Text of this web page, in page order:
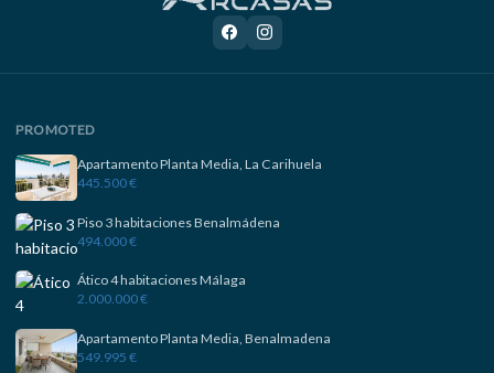
PROMOTED
Apartamento Planta Media, La Carihuela
445.500 €
Piso 3 habitaciones Benalmádena
494.000 €
Ático 4 habitaciones Málaga
2.000.000 €
Apartamento Planta Media, Benalmadena
549.995 €